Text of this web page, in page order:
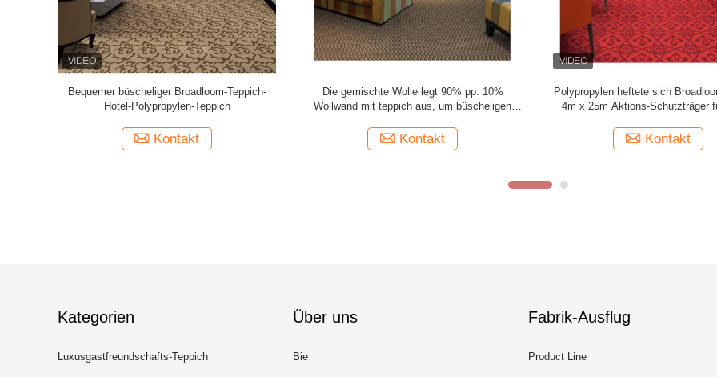
Jacquardwebstuhl-Schleifen-Stapel heftete
sich Broadloom-Teppich-Breite 4m für
Kontakt
Wand, zum des büscheligen Teppichs zu
ummauern, beständiges Material des Teppich-
Kontakt
Wand zum Wand-einfachen
sich Broadloom-Teppich-Lösungs-
Kontakt
Kategorien
Luxusgastfreundschafts-Teppich
Über uns
Bie
Fabrik-Ausflug
Product Line